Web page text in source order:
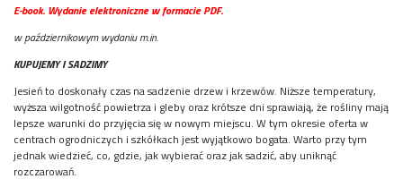
E-book. Wydanie elektroniczne w formacie PDF.
w październikowym wydaniu m.in.
KUPUJEMY I SADZIMY
Jesień to doskonały czas na sadzenie drzew i krzewów. Niższe temperatury,
wyższa wilgotność powietrza i gleby oraz krótsze dni sprawiają, że rośliny mają
lepsze warunki do przyjęcia się w nowym miejscu. W tym okresie oferta w
centrach ogrodniczych i szkółkach jest wyjątkowo bogata. Warto przy tym
jednak wiedzieć, co, gdzie, jak wybierać oraz jak sadzić, aby uniknąć
rozczarowań.